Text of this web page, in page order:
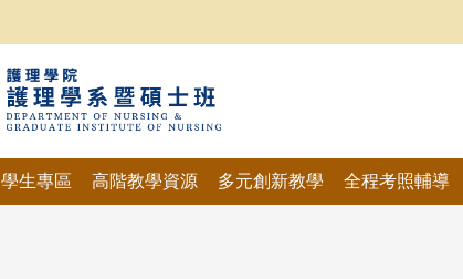
學生專區 高階教學資源 多元創新教學 全程考照輔導